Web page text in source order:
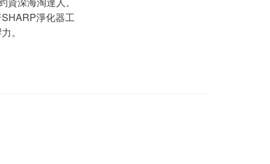
淨化器工
。